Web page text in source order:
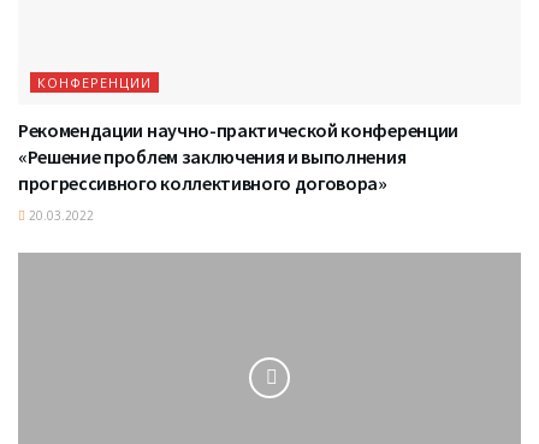
КОНФЕРЕНЦИИ
Рекомендации научно-практической конференции
«Решение проблем заключения и выполнения
прогрессивного коллективного договора»
20.03.2022